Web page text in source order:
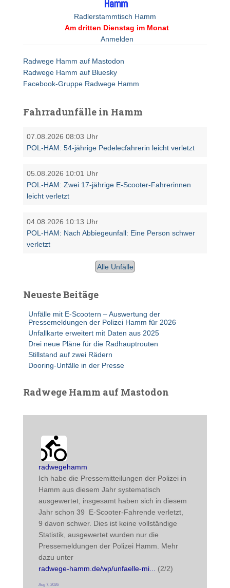
Radlerstammtisch Hamm
Am dritten Dienstag im Monat
Anmelden
Radwege Hamm auf Mastodon
Radwege Hamm auf Bluesky
Facebook-Gruppe Radwege Hamm
Fahrradunfälle in Hamm
07.08.2026 08:03 Uhr
POL-HAM: 54-jährige Pedelecfahrerin leicht verletzt
05.08.2026 10:01 Uhr
POL-HAM: Zwei 17-jährige E-Scooter-Fahrerinnen
leicht verletzt
04.08.2026 10:13 Uhr
POL-HAM: Nach Abbiegeunfall: Eine Person schwer
verletzt
Alle Unfälle
Neueste Beitäge
Unfälle mit E-Scootern – Auswertung der
Pressemeldungen der Polizei Hamm für 2026
Unfallkarte erweitert mit Daten aus 2025
Drei neue Pläne für die Radhauptrouten
Stillstand auf zwei Rädern
Dooring-Unfälle in der Presse
Radwege Hamm auf Mastodon
radwegehamm avatar
radwegehamm
Ich habe die Pressemitteilungen der Polizei in
Hamm aus diesem Jahr systematisch
ausgewertet, insgesamt haben sich in diesem
Jahr schon 39  E-Scooter-Fahrende verletzt,
9 davon schwer. Dies ist keine vollständige
Statistik, ausgewertet wurden nur die
Pressemeldungen der Polizei Hamm. Mehr
dazu unter
radwege-hamm.de/wp/unfaelle-mi
(2/2)
Aug 7, 2026